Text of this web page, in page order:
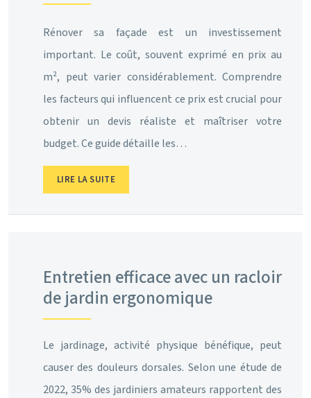
Rénover sa façade est un investissement
important. Le coût, souvent exprimé en prix au
m², peut varier considérablement. Comprendre
les facteurs qui influencent ce prix est crucial pour
obtenir un devis réaliste et maîtriser votre
budget. Ce guide détaille les…
LIRE LA SUITE
Entretien efficace avec un racloir
de jardin ergonomique
Le jardinage, activité physique bénéfique, peut
causer des douleurs dorsales. Selon une étude de
2022, 35% des jardiniers amateurs rapportent des